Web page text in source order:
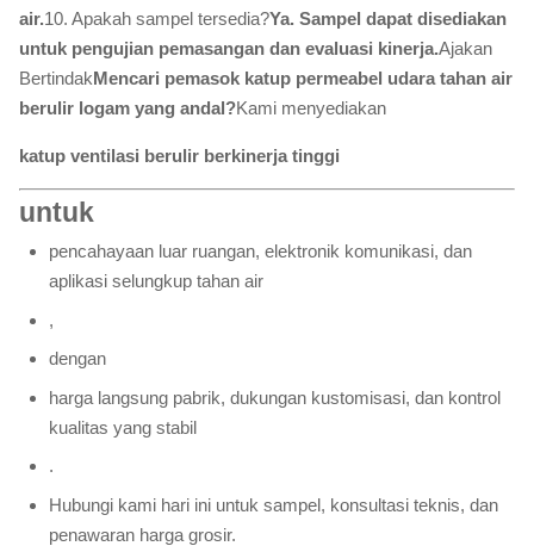
air.10. Apakah sampel tersedia?Ya. Sampel dapat disediakan
untuk pengujian pemasangan dan evaluasi kinerja.Ajakan
BertindakMencari pemasok katup permeabel udara tahan air
berulir logam yang andal?Kami menyediakan
katup ventilasi berulir berkinerja tinggi
untuk
pencahayaan luar ruangan, elektronik komunikasi, dan
aplikasi selungkup tahan air
,
dengan
harga langsung pabrik, dukungan kustomisasi, dan kontrol
kualitas yang stabil
.
Hubungi kami hari ini untuk sampel, konsultasi teknis, dan
penawaran harga grosir.